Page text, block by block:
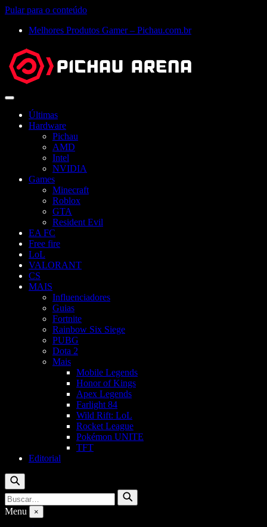
Pular para o conteúdo
Melhores Produtos Gamer – Pichau.com.br
Abrir
Últimas
Hardware
Pichau
AMD
Intel
NVIDIA
Games
Minecraft
Roblox
GTA
Resident Evil
EA FC
Free fire
LoL
VALORANT
CS
MAIS
Influenciadores
Guias
Fortnite
Rainbow Six Siege
PUBG
Dota 2
Mais
Mobile Legends
Honor of Kings
Apex Legends
Farlight 84
Wild Rift: LoL
Rocket League
Pokémon UNITE
TFT
Editorial
Buscar
Buscar
por:
Buscar
Menu ×